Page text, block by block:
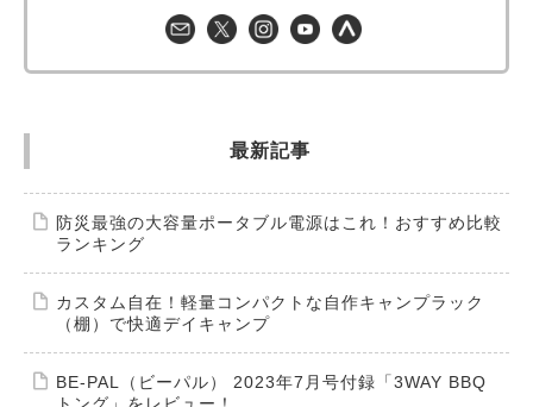
最新記事
防災最強の大容量ポータブル電源はこれ！おすすめ比較
ランキング
カスタム自在！軽量コンパクトな自作キャンプラック
（棚）で快適デイキャンプ
BE-PAL（ビーパル） 2023年7月号付録「3WAY BBQ